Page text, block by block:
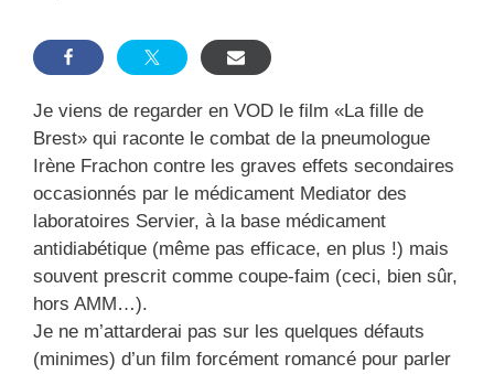
Je viens de regarder en VOD le film «La fille de
Brest» qui raconte le combat de la pneumologue
Irène Frachon contre les graves effets secondaires
occasionnés par le médicament Mediator des
laboratoires Servier, à la base médicament
antidiabétique (même pas efficace, en plus !) mais
souvent prescrit comme coupe-faim (ceci, bien sûr,
hors AMM…).
Je ne m’attarderai pas sur les quelques défauts
(minimes) d’un film forcément romancé pour parler